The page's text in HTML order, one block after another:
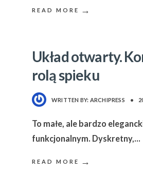
READ MORE →
Układ otwarty.
rolą spieku
WRITTEN BY: ARCHIPRESS •
To małe, ale bardzo
funkcjonalnym. Dyskretny,...
READ MORE →